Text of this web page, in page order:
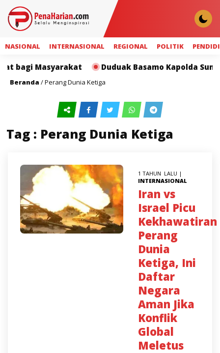
NASIONAL INTERNASIONAL REGIONAL POLITIK
bagi Masyarakat Duduak Basamo Kapolda
Beranda /Perang Dunia Ketiga
Tag : Perang Dunia Ketiga
1 TAHUN LALU |
INTERNASIONAL
Iran vs
Israel Picu
Kekhawatiran
Perang
Dunia
Ketiga, Ini
Daftar
Negara
Aman Jika
Konflik
Global
Meletus